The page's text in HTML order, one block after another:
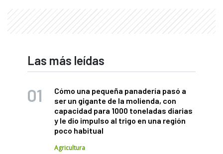
Las más leídas
Cómo una pequeña panadería pasó a
ser un gigante de la molienda, con
capacidad para 1000 toneladas diarias
y le dio impulso al trigo en una región
poco habitual
Agricultura